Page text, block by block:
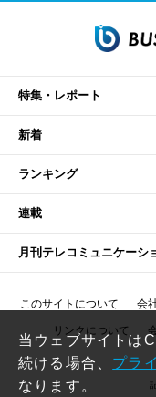
特集・レポート
新着
ランキング
連載
月刊テレコミュニケーシ
このサイトについて 会
リンクについて
当ウェブサイトは
続ける場合、 プラ
なります。